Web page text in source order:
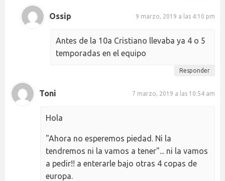
Ossip 9 marzo, 2019 a las 4:10 pm
Antes de la 10a Cristiano llevaba ya 4 o 5
temporadas en el equipo
Responder
Toni 7 marzo, 2019 a las 10:54 am
Hola
"Ahora no esperemos piedad. Ni la
tendremos ni la vamos a tener"... ni la vamos
a pedir!! a enterarle bajo otras 4 copas de
europa.